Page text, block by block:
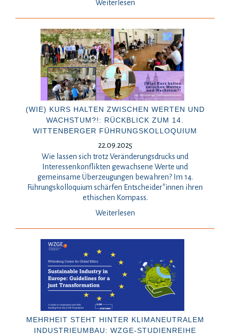
Weiterlesen
(WIE) KURS HALTEN ZWISCHEN WERTEN UND
WACHSTUM?!: RÜCKBLICK ZUM 14.
WITTENBERGER FÜHRUNGSKOLLOQUIUM
22.09.2025
Wie lassen sich trotz Veränderungsdrucks und
Interessenkonflikten gewachsene Werte und
gemeinsame Überzeugungen bewahren? Im 14.
Führungskolloquium schärfen Entscheider*innen ihren
ethischen Kompass.
Weiterlesen
MEHRHEIT STEHT HINTER KLIMANEUTRALEM
INDUSTRIEUMBAU: WZGE-STUDIENREIHE